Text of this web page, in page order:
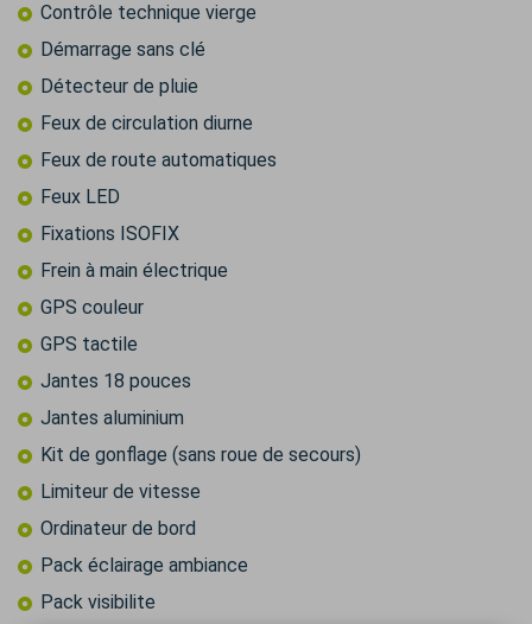
Contrôle technique vierge
Démarrage sans clé
Détecteur de pluie
Feux de circulation diurne
Feux de route automatiques
Feux LED
Fixations ISOFIX
Frein à main électrique
GPS couleur
GPS tactile
Jantes 18 pouces
Jantes aluminium
Kit de gonflage (sans roue de secours)
Limiteur de vitesse
Ordinateur de bord
Pack éclairage ambiance
Pack visibilite